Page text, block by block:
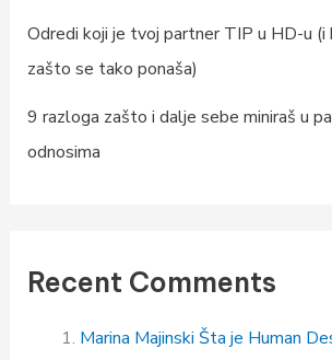
Odredi koji je tvoj partner TIP u HD-u (i
zašto se tako ponaša)
9 razloga zašto i dalje sebe miniraš u
odnosima
Recent Comments
Marina Majinski Šta je Human